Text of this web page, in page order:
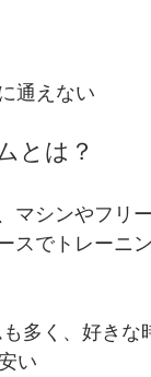
通えない
とは？
マシンやフリ
スでトレーニ
多く、好きな
い